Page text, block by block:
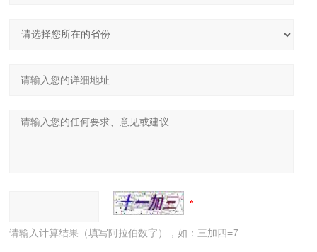
请输入计算结果（填写阿拉伯数字），如：三加四=7